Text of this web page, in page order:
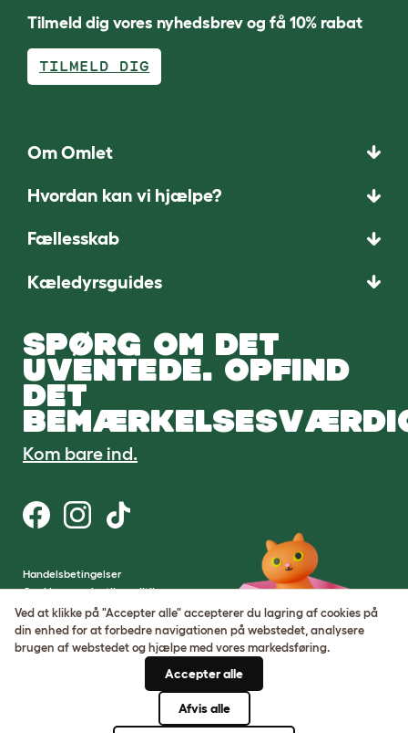
Tilmeld dig vores nyhedsbrev og få 10% rabat
TILMELD DIG
Om Omlet
Hvordan kan vi hjælpe?
Fællesskab
Kæledyrsguides
SPØRG OM DET
UVENTEDE. OPFIND
DET
Kom bare ind.
Handelsbetingelser
Cookie- og privatlivspolitik
Cookie Settings
Sitemap
Virksomhedens registreringsnummer:
Ved at klikke på "Accepter alle" accepterer du lagring af cookies på
din enhed for at forbedre navigationen på webstedet, analysere
brugen af ​​webstedet og hjælpe med vores markedsføring.
Accepter alle
Afvis alle